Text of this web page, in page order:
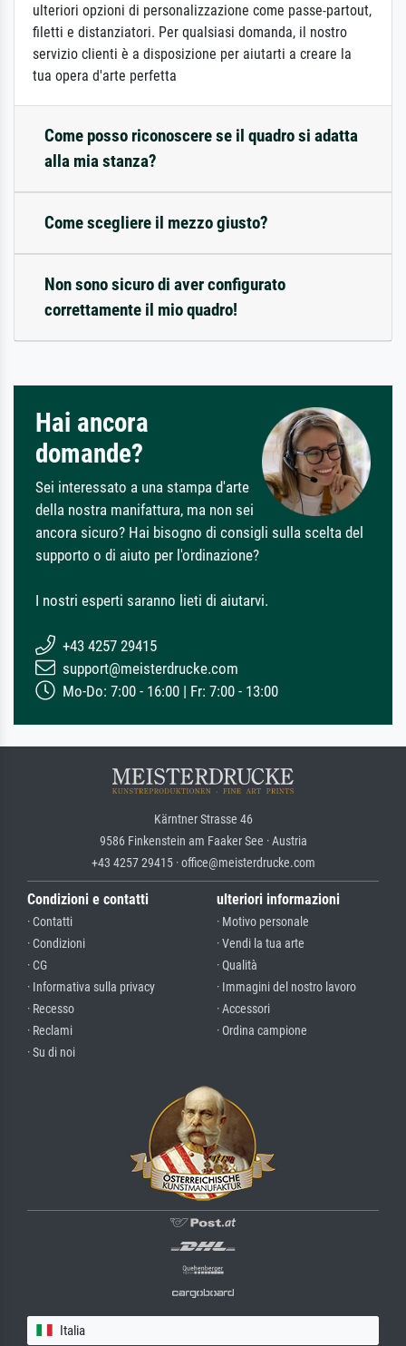
ulteriori opzioni di personalizzazione come passe-partout,
filetti e distanziatori. Per qualsiasi domanda, il nostro
servizio clienti è a disposizione per aiutarti a creare la
tua opera d'arte perfetta
Come posso riconoscere se il quadro si adatta
alla mia stanza?
Come scegliere il mezzo giusto?
Non sono sicuro di aver configurato
correttamente il mio quadro!
Hai ancora
domande?
Sei interessato a una stampa d'arte
della nostra manifattura, ma non sei
ancora sicuro? Hai bisogno di consigli sulla scelta del
supporto o di aiuto per l'ordinazione?
I nostri esperti saranno lieti di aiutarvi.
+43 4257 29415
support@meisterdrucke.com
Mo-Do: 7:00 - 16:00 | Fr: 7:00 - 13:00
Kärntner Strasse 46
9586 Finkenstein am Faaker See · Austria
+43 4257 29415 · office@meisterdrucke.com
Condizioni e contatti
· Contatti
· Condizioni
· CG
· Informativa sulla privacy
· Recesso
· Reclami
· Su di noi
ulteriori informazioni
· Motivo personale
· Vendi la tua arte
· Qualità
· Immagini del nostro lavoro
· Accessori
· Ordina campione
Italia